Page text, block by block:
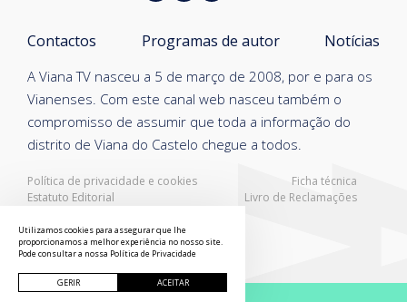
Política de privacidade e cookies
Ficha técnica
Estatuto Editorial
Livro de Reclamações
A Viana TV nasceu a 5 de março de 2008, por e para os
Vianenses. Com este canal web nasceu também o
compromisso de assumir que toda a informação do
distrito de Viana do Castelo chegue a todos.
Contactos Programas de autor Notícias
Utilizamos cookies para assegurar que lhe
proporcionamos a melhor experiência no nosso site.
Pode consultar a nossa Política de Privacidade
GERIR ACEITAR